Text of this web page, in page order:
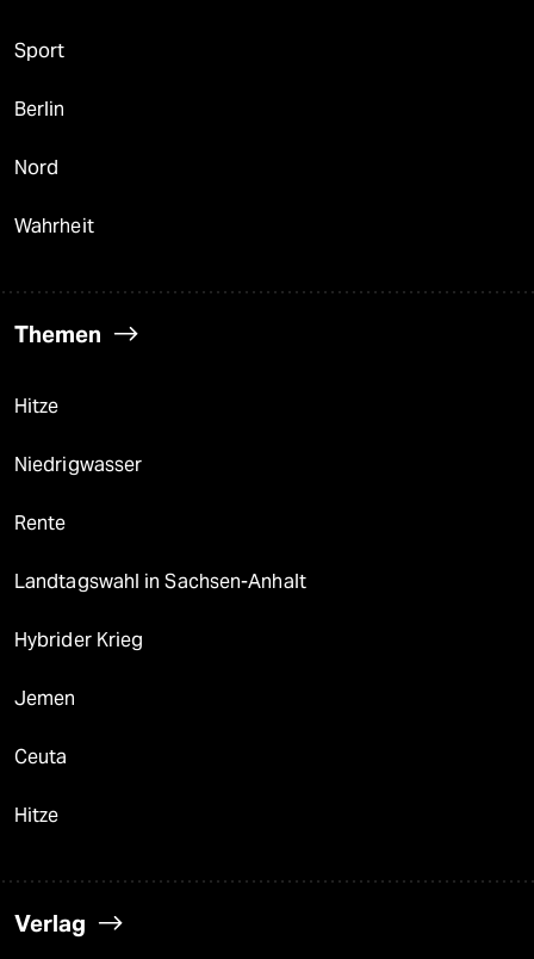
Sport
Berlin
Nord
Wahrheit
Themen
Hitze
Niedrigwasser
Rente
Landtagswahl in Sachsen-Anhalt
Hybrider Krieg
Jemen
Ceuta
Hitze
Verlag